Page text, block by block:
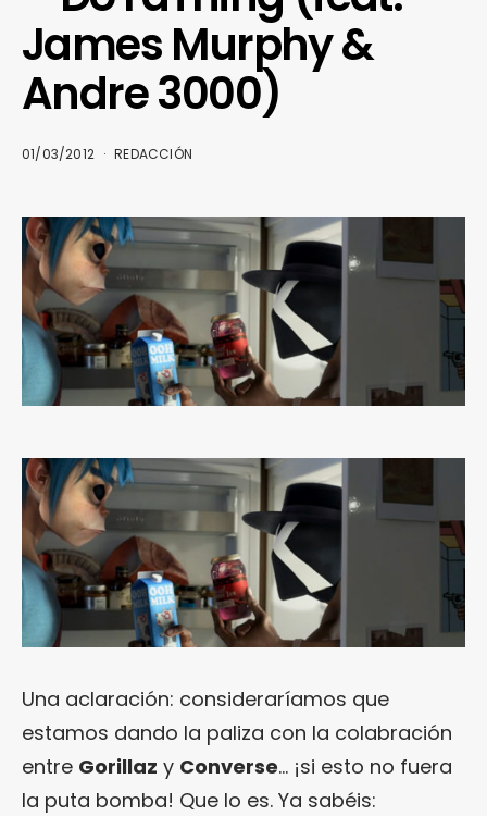
James Murphy &
Andre 3000)
01/03/2012 REDACCIÓN
Una aclaración: consideraríamos que
estamos dando la paliza con la colabración
entre Gorillaz y Converse… ¡si esto no fuera
la puta bomba! Que lo es. Ya sabéis: